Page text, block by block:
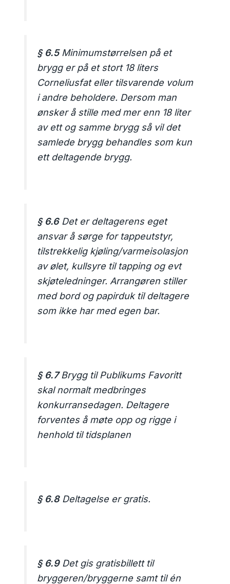
§ 6.5Minimumstørrelsen på et
brygg er på et stort 18 liters
Corneliusfat eller tilsvarende volum
i andre beholdere. Dersom man
ønsker å stille med mer enn 18 liter
av ett og samme brygg så vil det
samlede brygg behandles som kun
ett deltagende brygg.
§ 6.6Det er deltagerens eget
ansvar å sørge for tappeutstyr,
tilstrekkelig kjøling/varmeisolasjon
av ølet, kullsyre til tapping og evt
skjøteledninger. Arrangøren stiller
med bord og papirduk til deltagere
som ikke har med egen bar.
§ 6.7Brygg til Publikums Favoritt
skal normalt medbringes
konkurransedagen. Deltagere
forventes å møte opp og rigge i
henhold til tidsplanen
§ 6.8Deltagelse er gratis.
§ 6.9Det gis gratisbillett til
bryggeren/bryggerne samt til én